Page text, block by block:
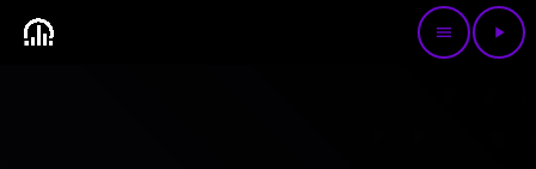
menu play_arrow